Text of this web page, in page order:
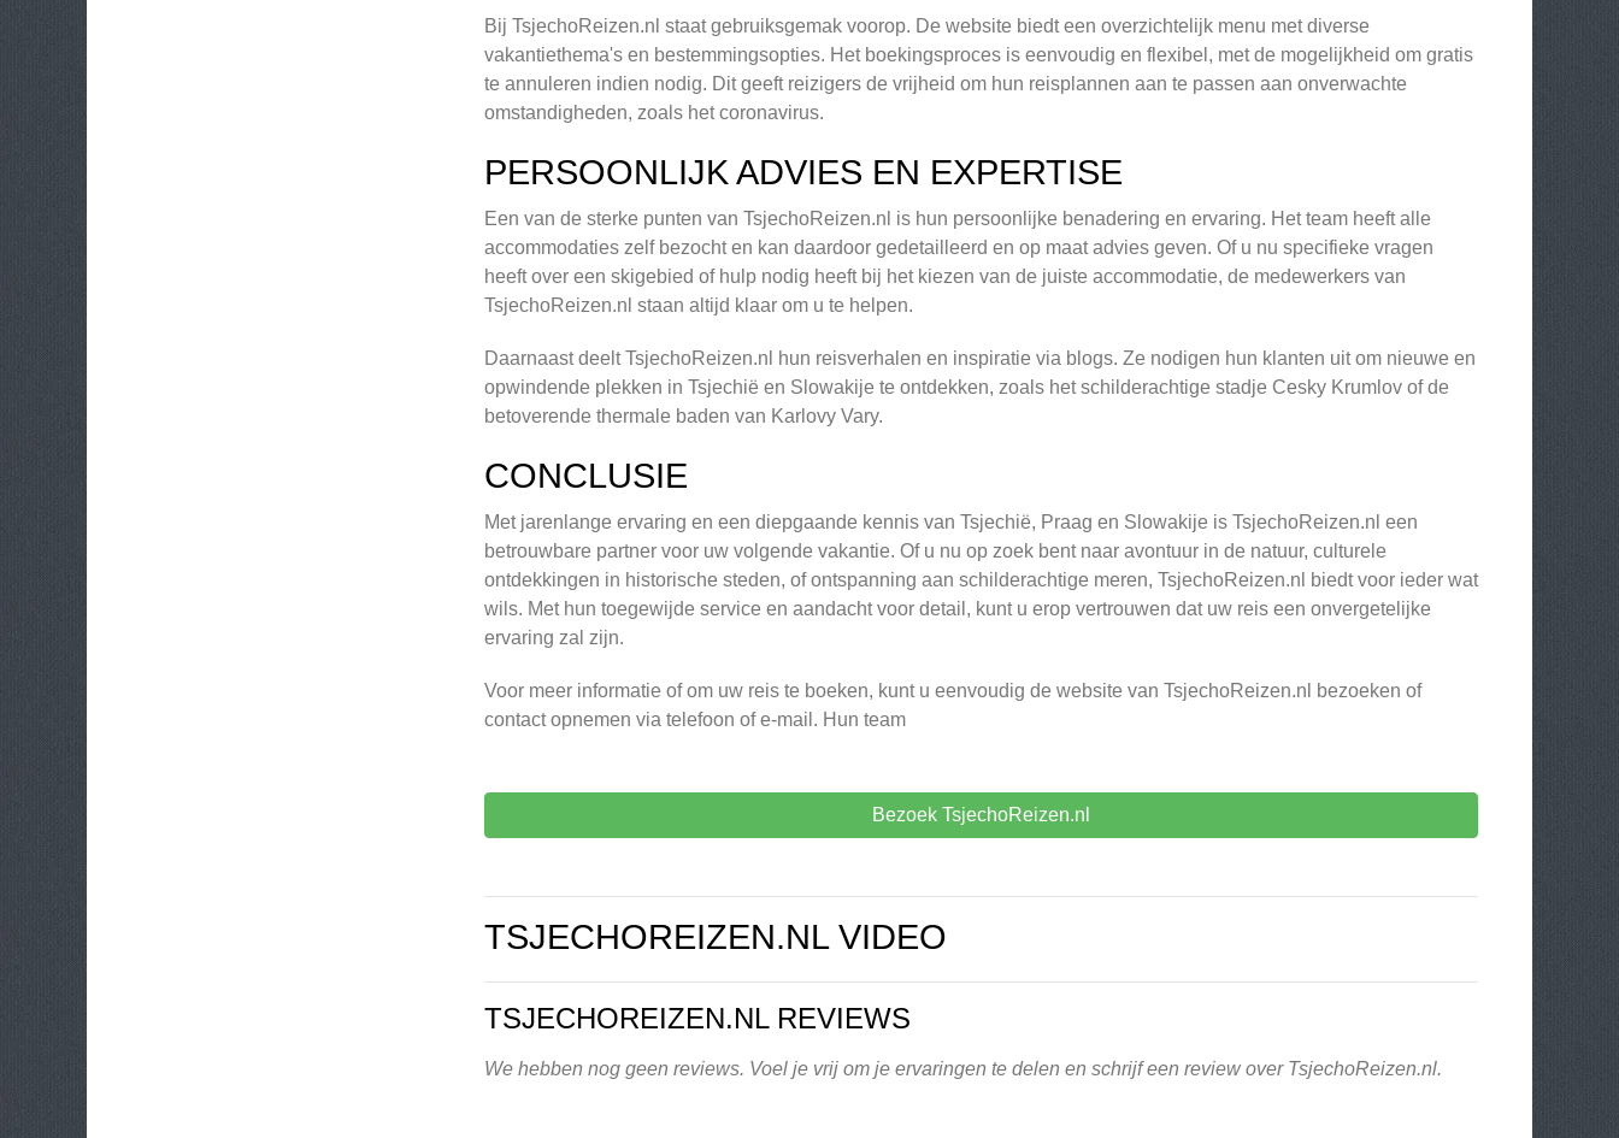
Bij TsjechoReizen.nl staat gebruiksgemak voorop. De website biedt een overzichtelijk menu met diverse
vakantiethema's en bestemmingsopties. Het boekingsproces is eenvoudig en flexibel, met de mogelijkheid om gratis
te annuleren indien nodig. Dit geeft reizigers de vrijheid om hun reisplannen aan te passen aan onverwachte
omstandigheden, zoals het coronavirus.
PERSOONLIJK ADVIES EN EXPERTISE
Een van de sterke punten van TsjechoReizen.nl is hun persoonlijke benadering en ervaring. Het team heeft alle
accommodaties zelf bezocht en kan daardoor gedetailleerd en op maat advies geven. Of u nu specifieke vragen
heeft over een skigebied of hulp nodig heeft bij het kiezen van de juiste accommodatie, de medewerkers van
TsjechoReizen.nl staan altijd klaar om u te helpen.
Daarnaast deelt TsjechoReizen.nl hun reisverhalen en inspiratie via blogs. Ze nodigen hun klanten uit om nieuwe en
opwindende plekken in Tsjechië en Slowakije te ontdekken, zoals het schilderachtige stadje Cesky Krumlov of de
betoverende thermale baden van Karlovy Vary.
CONCLUSIE
Met jarenlange ervaring en een diepgaande kennis van Tsjechië, Praag en Slowakije is TsjechoReizen.nl een
betrouwbare partner voor uw volgende vakantie. Of u nu op zoek bent naar avontuur in de natuur, culturele
ontdekkingen in historische steden, of ontspanning aan schilderachtige meren, TsjechoReizen.nl biedt voor ieder wat
wils. Met hun toegewijde service en aandacht voor detail, kunt u erop vertrouwen dat uw reis een onvergetelijke
ervaring zal zijn.
Voor meer informatie of om uw reis te boeken, kunt u eenvoudig de website van TsjechoReizen.nl bezoeken of
contact opnemen via telefoon of e-mail. Hun team
Bezoek TsjechoReizen.nl
TSJECHOREIZEN.NL VIDEO
TSJECHOREIZEN.NL REVIEWS
We hebben nog geen reviews. Voel je vrij om je ervaringen te delen en schrijf een review over TsjechoReizen.nl.